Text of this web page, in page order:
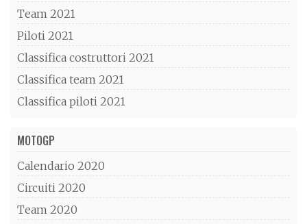
Team 2021
Piloti 2021
Classifica costruttori 2021
Classifica team 2021
Classifica piloti 2021
MOTOGP
Calendario 2020
Circuiti 2020
Team 2020